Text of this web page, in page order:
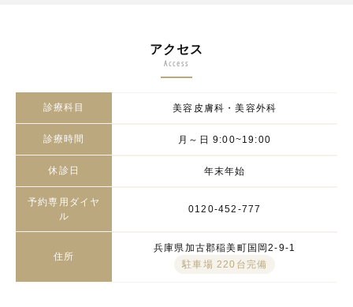
アクセス
Access
診療科目 美容皮膚科・美容外科
診療時間 月～日 9:00~19:00
休診日 年末年始
予約専用ダイヤ
ル
0120-452-777
住所
兵庫県加古郡稲美町国岡2-9-1
駐車場 220台完備